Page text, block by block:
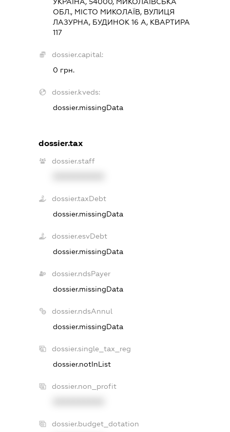
ОБЛ., МІСТО МИКОЛАЇВ, ВУЛИЦЯ
ЛАЗУРНА, БУДИНОК 16 А, КВАРТИРА
117
dossier.capital:
0 грн.
dossier.kveds:
dossier.missingData
dossier.tax
dossier.staff
dossier.taxDebt
dossier.missingData
dossier.esvDebt
dossier.missingData
dossier.ndsPayer
dossier.missingData
dossier.ndsAnnul
dossier.missingData
dossier.single_tax_reg
dossier.notInList
dossier.non_profit
dossier.budget_dotation